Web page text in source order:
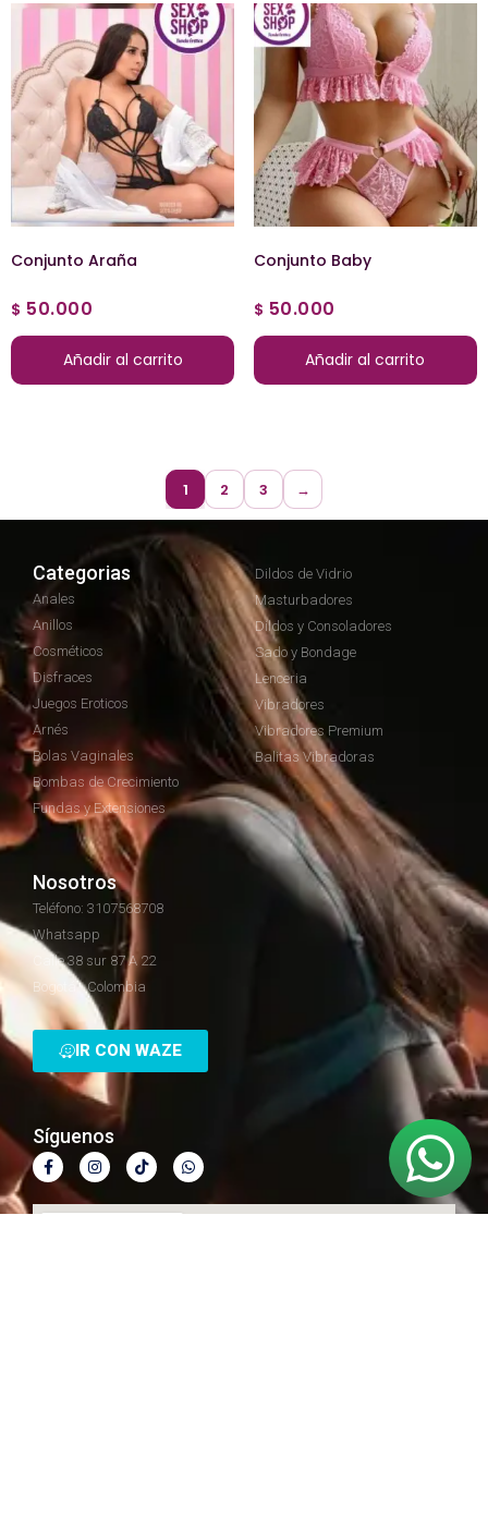
Conjunto Araña
$ 50.000
Añadir al carrito
Conjunto Baby
$ 50.000
Añadir al carrito
1 2 3 →
Categorias
Anales
Anillos
Cosméticos
Disfraces
Juegos Eroticos
Arnés
Bolas Vaginales
Bombas de Crecimiento
Fundas y Extensiones
Dildos de Vidrio
Masturbadores
Dildos y Consoladores
Sado y Bondage
Lenceria
Vibradores
Vibradores Premium
Balitas Vibradoras
Nosotros
Teléfono: 3107568708
Whatsapp
Calle 38 sur 87 A 22
Bogotá - Colombia
IR CON WAZE
Síguenos